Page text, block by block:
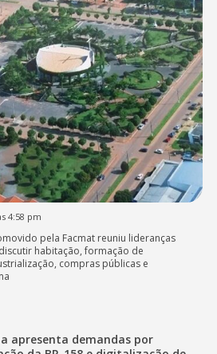
4:58 pm
pela Facmat reuniu lideranças
habitação, formação de
compras públicas e
apresenta demandas por